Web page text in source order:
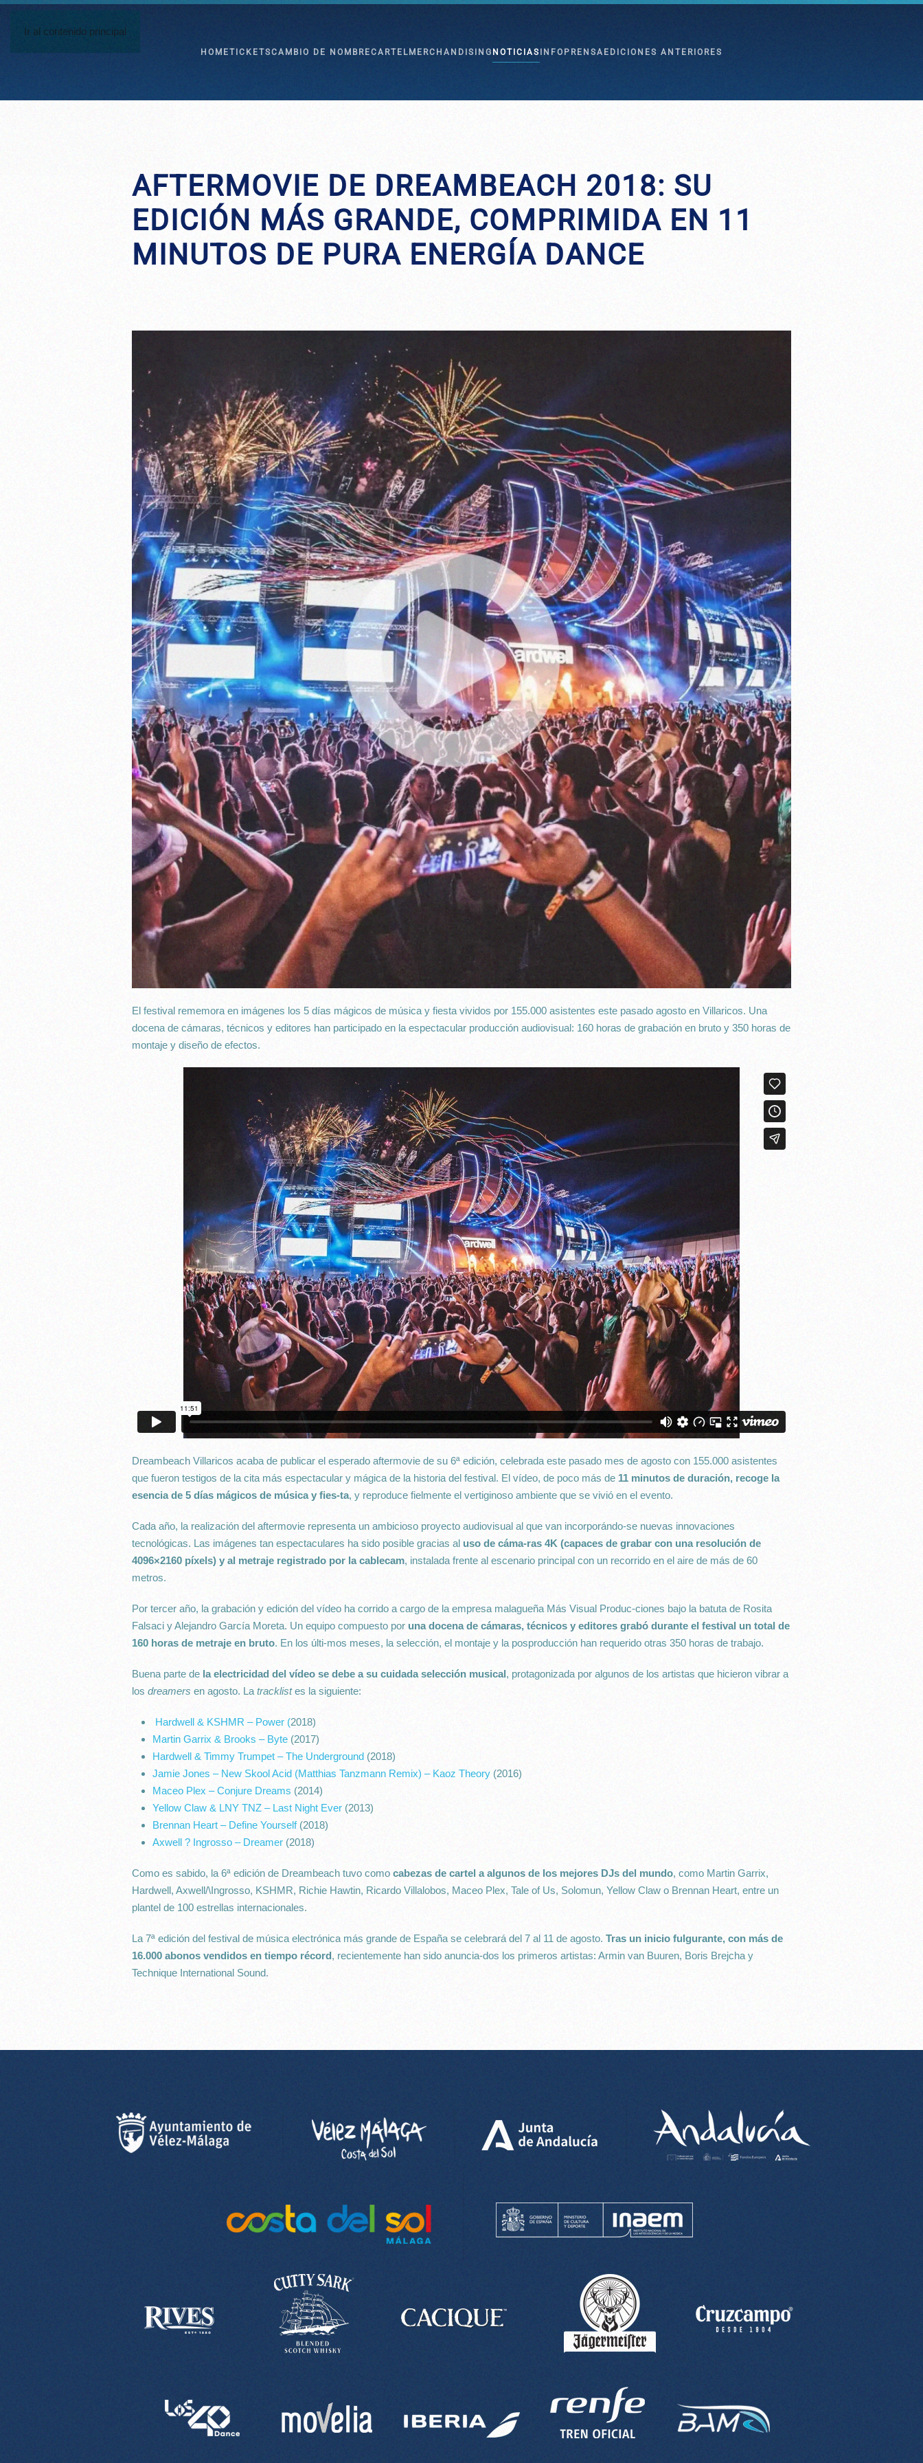
Ir al contenido principal
HOMETICKETSCAMBIO DE NOMBRECARTEL MERCHANDISING NOTICIAS INFO PRENSA EDICIONES ANTERIORES
AFTERMOVIE DE DREAMBEACH 2018: SU
EDICIÓN MÁS GRANDE, COMPRIMIDA EN 11
MINUTOS DE PURA ENERGÍA DANCE
El festival rememora en imágenes los 5 días mágicos de música y fiesta vividos por 155.000 asistentes este pasado agosto en Villaricos. Una
docena de cámaras, técnicos y editores han participado en la espectacular producción audiovisual: 160 horas de grabación en bruto y 350 horas de
montaje y diseño de efectos.
Dreambeach Villaricos acaba de publicar el esperado aftermovie de su 6ª edición, celebrada este pasado mes de agosto con 155.000 asistentes
que fueron testigos de la cita más espectacular y mágica de la historia del festival. El vídeo, de poco más de 11 minutos de duración, recoge la
esencia de 5 días mágicos de música y fies-ta, y reproduce fielmente el vertiginoso ambiente que se vivió en el evento.
Cada año, la realización del aftermovie representa un ambicioso proyecto audiovisual al que van incorporándo-se nuevas innovaciones
tecnológicas. Las imágenes tan espectaculares ha sido posible gracias al uso de cáma-ras 4K (capaces de grabar con una resolución de
4096×2160 píxels) y al metraje registrado por la cablecam, instalada frente al escenario principal con un recorrido en el aire de más de 60
metros.
Por tercer año, la grabación y edición del vídeo ha corrido a cargo de la empresa malagueña Más Visual Produc-ciones bajo la batuta de Rosita
Falsaci y Alejandro García Moreta. Un equipo compuesto por una docena de cámaras, técnicos y editores grabó durante el festival un total de
160 horas de metraje en bruto. En los últi-mos meses, la selección, el montaje y la posproducción han requerido otras 350 horas de trabajo.
Buena parte de la electricidad del vídeo se debe a su cuidada selección musical, protagonizada por algunos de los artistas que hicieron vibrar a
los dreamers en agosto. La tracklistes la siguiente:
Hardwell & KSHMR – Power (2018)
Martin Garrix & Brooks – Byte (2017)
Hardwell & Timmy Trumpet – The Underground (2018)
Jamie Jones – New Skool Acid (Matthias Tanzmann Remix) – Kaoz Theory (2016)
Maceo Plex – Conjure Dreams (2014)
Yellow Claw & LNY TNZ – Last Night Ever (2013)
Brennan Heart – Define Yourself(2018)
Axwell ? Ingrosso – Dreamer (2018)
Como es sabido, la 6ª edición de Dreambeach tuvo como cabezas de cartel a algunos de los mejores DJs del mundo, como Martin Garrix,
Hardwell, Axwell/\Ingrosso, KSHMR, Richie Hawtin, Ricardo Villalobos, Maceo Plex, Tale of Us, Solomun, Yellow Claw o Brennan Heart, entre un
plantel de 100 estrellas internacionales.
La 7ª edición del festival de música electrónica más grande de España se celebrará del 7 al 11 de agosto. Tras un inicio fulgurante, con más de
16.000 abonos vendidos en tiempo récord, recientemente han sido anuncia-dos los primeros artistas: Armin van Buuren, Boris Brejcha y
Technique International Sound.